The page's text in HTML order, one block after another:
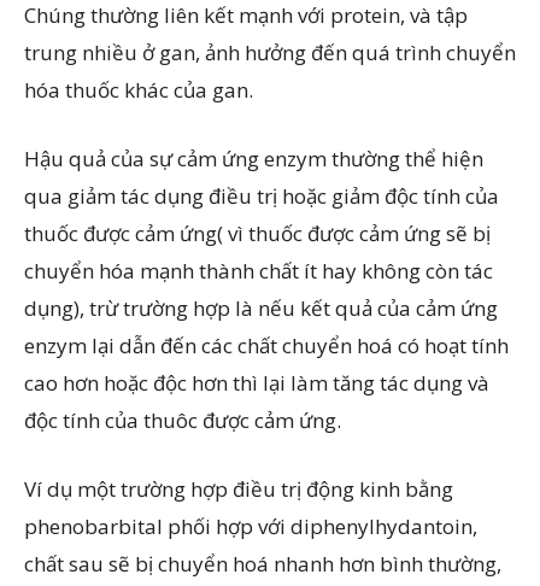
Chúng thường liên kết mạnh với protein, và tập
trung nhiều ở gan, ảnh hưởng đến quá trình chuyển
hóa thuốc khác của gan.
Hậu quả của sự cảm ứng enzym thường thể hiện
qua giảm tác dụng điều trị hoặc giảm độc tính của
thuốc được cảm ứng( vì thuốc được cảm ứng sẽ bị
chuyển hóa mạnh thành chất ít hay không còn tác
dụng), trừ trường hợp là nếu kết quả của cảm ứng
enzym lại dẫn đến các chất chuyển hoá có hoạt tính
cao hơn hoặc độc hơn thì lại làm tăng tác dụng và
độc tính của thuôc được cảm ứng.
Ví dụ một trường hợp điều trị động kinh bằng
phenobarbital phối hợp với diphenylhydantoin,
chất sau sẽ bị chuyển hoá nhanh hơn bình thường,